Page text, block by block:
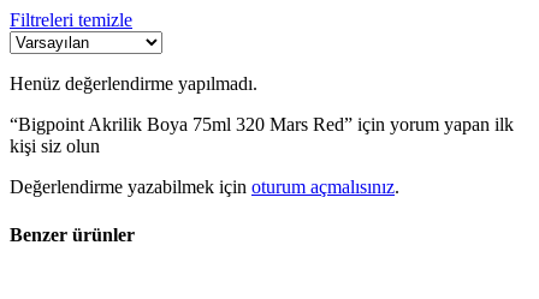
Filtreleri temizle
Henüz değerlendirme yapılmadı.
“Bigpoint Akrilik Boya 75ml 320 Mars Red” için yorum yapan ilk
kişi siz olun
Değerlendirme yazabilmek için oturum açmalısınız.
Benzer ürünler